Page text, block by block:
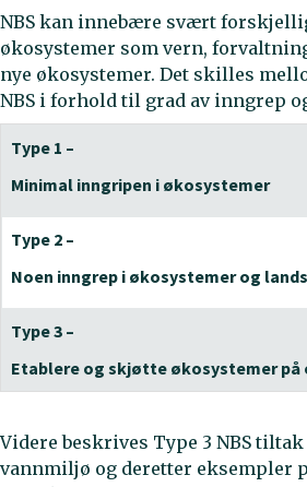
NBS kan innebære svært
økosystemer som vern,
nye økosystemer. Det skilles
NBS i forhold til grad av inngrep
Type 1 –
Minimal inngripen i økosystemer
Type 2 –
Noen inngrep i økosystemer og
Type 3 –
Etablere og skjøtte økosystemer
Videre beskrives Type 3 NBS
vannmiljø og deretter eksempler